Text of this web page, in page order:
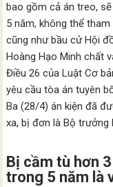
bao gồm cả án treo,
5 năm, không thể
cũng như bầu cử Hội
Hoàng Hạo Minh chất
Điều 26 của Luật Cơ
yêu cầu tòa án tuyên
Ba (28/4) án kiện đã
xa, bị đơn là Bộ trưởng
Bị cầm tù hơn
trong 5 năm là